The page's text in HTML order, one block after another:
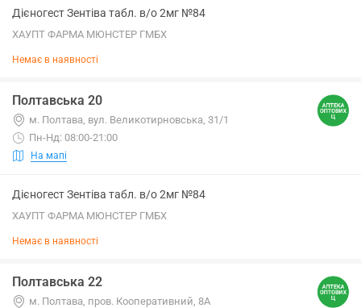
Дієногест Зентіва табл. в/о 2мг №84
ХАУПТ ФАРМА МЮНСТЕР ГМБХ
Немає в наявності
Полтавська 20
м. Полтава, вул. Великотирновська, 31/1
Пн-Нд: 08:00-21:00
На мапі
Дієногест Зентіва табл. в/о 2мг №84
ХАУПТ ФАРМА МЮНСТЕР ГМБХ
Немає в наявності
Полтавська 22
м. Полтава, пров. Кооперативний, 8А